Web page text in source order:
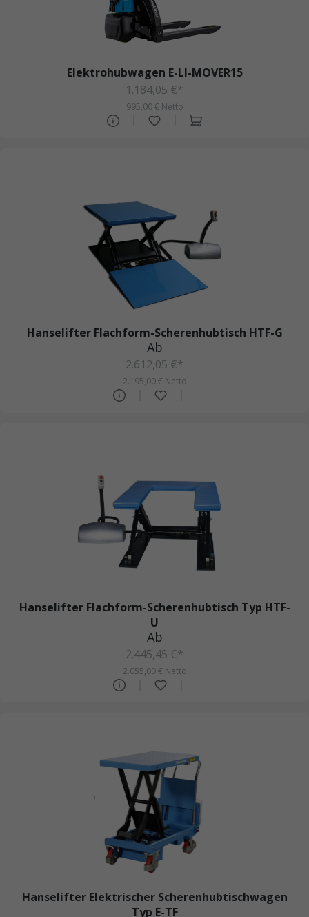
Elektrohubwagen E-LI-MOVER15
1.184,05 €*
995,00 € Netto
Hanselifter Flachform-Scherenhubtisch HTF-G
Ab
2.612,05 €*
2.195,00 € Netto
Hanselifter Flachform-Scherenhubtisch Typ HTF-
U
Ab
2.445,45 €*
2.055,00 € Netto
Hanselifter Elektrischer Scherenhubtischwagen
Typ E-TF